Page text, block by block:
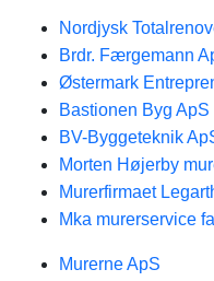
Nordjysk
Brdr. Færgemann
Østermark
Bastionen Byg ApS
BV-Byggeteknik
Morten Højerby
Murerfirmaet
Mka murerservice
Murerne ApS